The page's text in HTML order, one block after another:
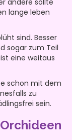
lange leben
sind. Besser
sogar zum Teil
eine weitaus
schon mit dem
zu
sein.